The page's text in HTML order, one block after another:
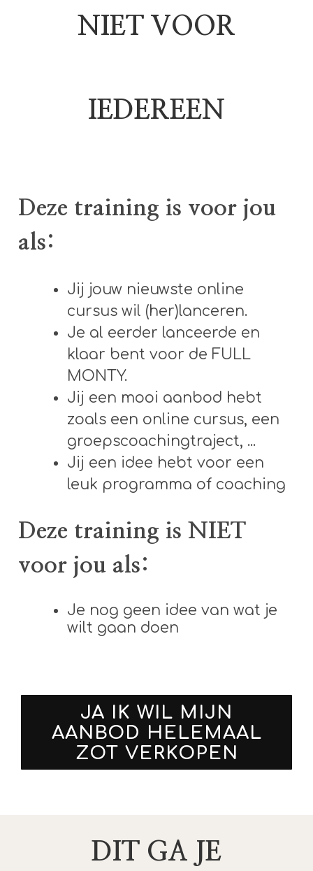
NIET VOOR
IEDEREEN
Deze training is voor jou
als:
Jij jouw nieuwste online
cursus wil (her)lanceren.
Je al eerder lanceerde en
klaar bent voor de FULL
MONTY.
Jij een mooi aanbod hebt
zoals een online cursus, een
groepscoachingtraject, ...
Jij een idee hebt voor een
leuk programma of coaching
Deze training is NIET
voor jou als:
Je nog geen idee van wat je
wilt gaan doen
JA IK WIL MIJN
AANBOD HELEMAAL
ZOT VERKOPEN
DIT GA JE